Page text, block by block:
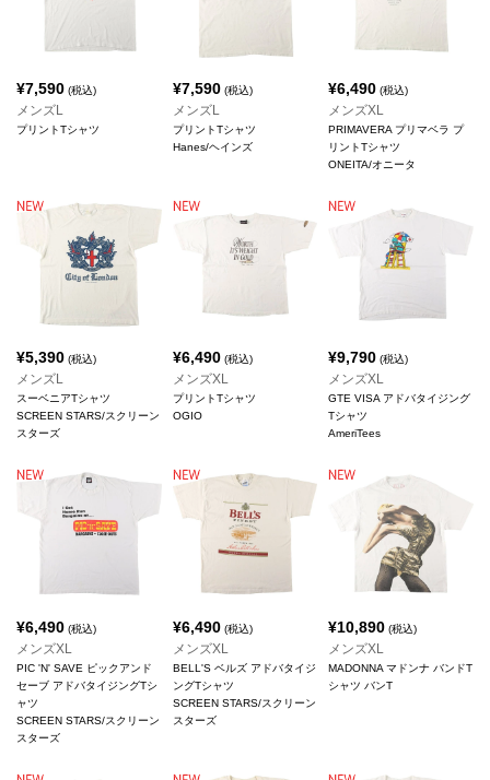
¥7,590 (税込)
メンズL
プリントTシャツ
¥7,590(税込)
メンズL
プリントTシャツ
Hanes/ヘインズ
¥6,490 (税込)
メンズXL
PRIMAVERA プリマベラ プ
リントTシャツ
ONEITA/オニータ
¥5,390 (税込)
メンズL
スーベニアTシャツ
SCREEN STARS/スクリーン
スターズ
¥6,490(税込)
メンズXL
プリントTシャツ
OGIO
¥9,790 (税込)
メンズXL
GTE VISA アドバタイジング
Tシャツ
AmeriTees
¥6,490 (税込)
メンズXL
PIC 'N' SAVE ピックアンド
セーブ アドバタイジングTシ
ャツ
SCREEN STARS/スクリーン
スターズ
¥6,490(税込)
メンズXL
BELL'S ベルズ アドバタイジ
ングTシャツ
SCREEN STARS/スクリーン
スターズ
¥10,890 (税込)
メンズXL
MADONNA マドンナ バンドT
シャツ バンT